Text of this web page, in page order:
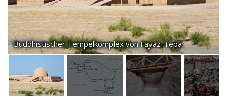
Buddhistischer Tempelkomplex von Fayaz-Tepa